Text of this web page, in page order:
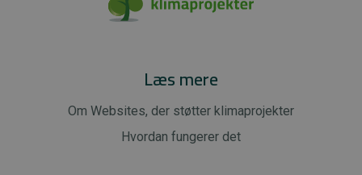
Læs mere
Om Websites, der støtter klimaprojekter
Hvordan fungerer det